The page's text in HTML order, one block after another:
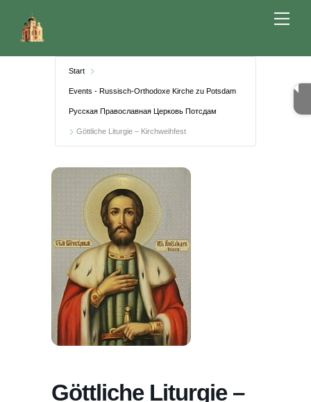
Start
Events - Russisch-Orthodoxe Kirche zu Potsdam
Русская Православная Церковь Потсдам
Göttliche Liturgie – Kirchweihfest
Göttliche Liturgie –